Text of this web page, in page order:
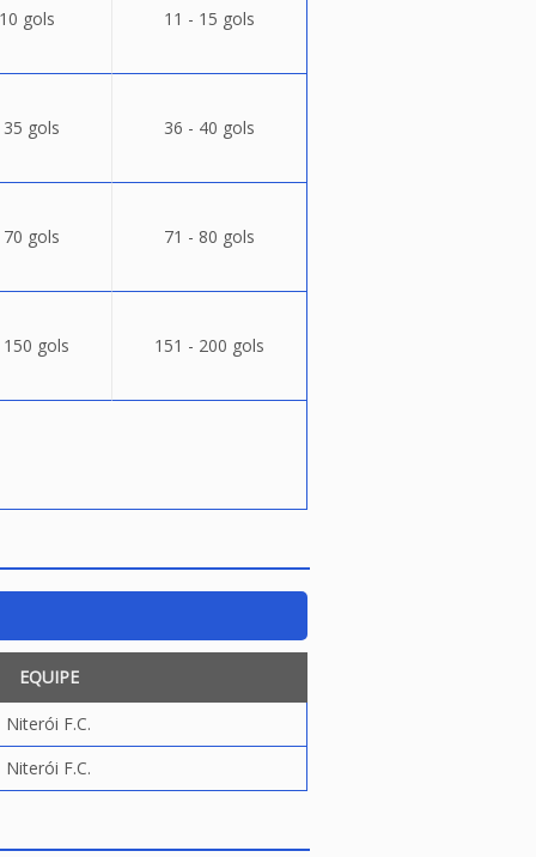
gols 11 - 15 gols
gols 36 - 40 gols
gols 71 - 80 gols
gols 151 - 200 gols
EQUIPE
Niterói F.C.
Niterói F.C.